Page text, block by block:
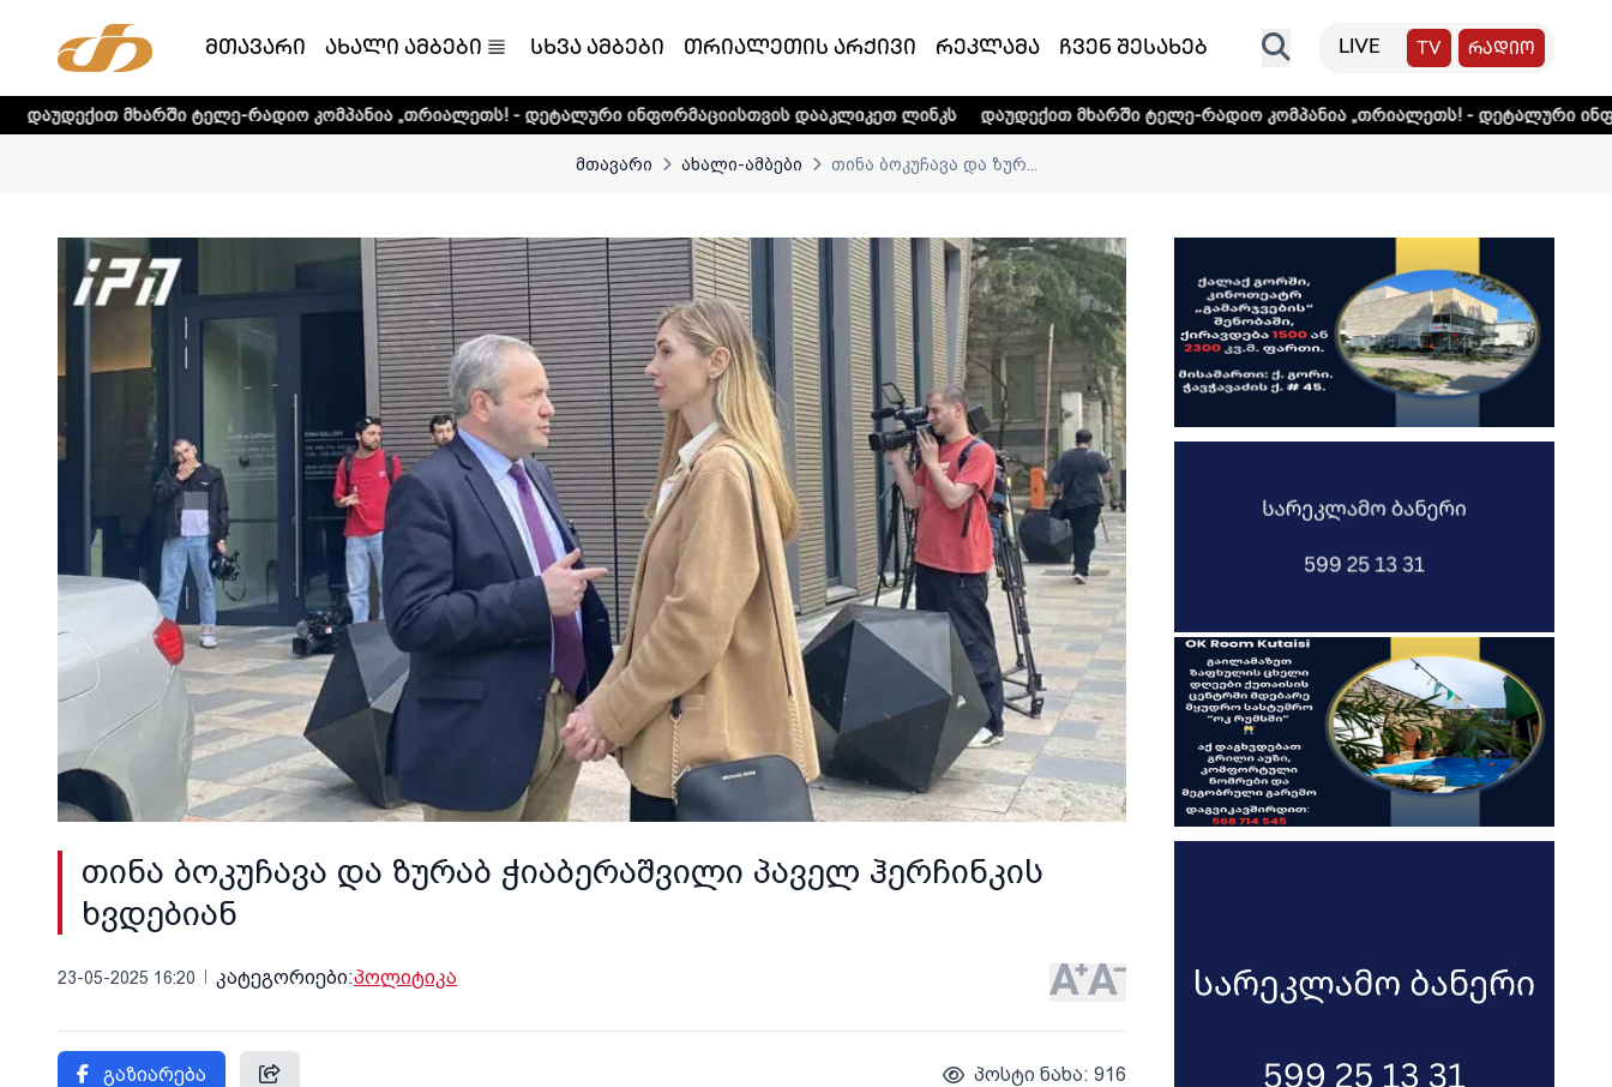
მთავარი ახალი ამბები სხვა ამბები თრიალეთის არქივი რეკლამა ჩვენ შესახებ LIVE TV რადიო
ტელე-რადიო კომპანია „თრიალეთს! - დეტალური ინფორმაციისთვის დააკლიკეთ ლინკს დაუდექით მხარში ტელე-რადიო კომპანია „თრიალეთს! - დეტალური ინფორმაციისთვის
მთავარი ახალი-ამბები თინა ბოკუჩავა და ზურ...
თინა ბოკუჩავა და ზურაბ ჭიაბერაშვილი პაველ ჰერჩინკის
ხვდებიან
23-05-2025 16:20 კატეგორიები:პოლიტიკა
გაზიარება პოსტი ნახა: 916